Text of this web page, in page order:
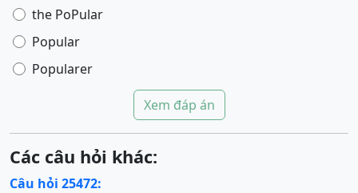
the PoPular
Popular
Popularer
Xem đáp án
Các câu hỏi khác:
Câu hỏi 25472: